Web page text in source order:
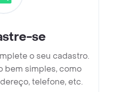
se
o seu cadastro.
bem simples, como
telefone, etc.